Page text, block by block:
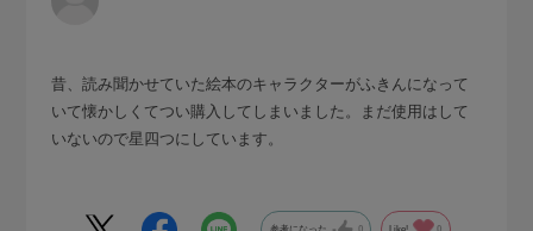
昔、読み聞かせていた絵本のキャラクターがふきんになって
いて懐かしくてつい購入してしまいました。まだ使用はして
いないので星四つにしています。
参考になった 0 Like! 0